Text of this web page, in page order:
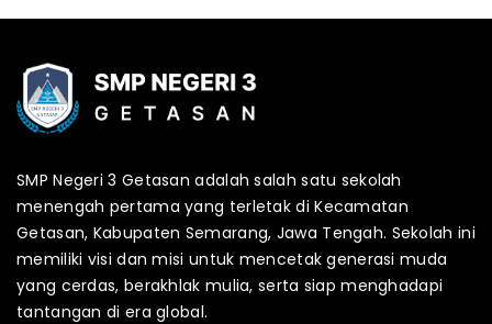
SMP Negeri 3 Getasan adalah salah satu sekolah
menengah pertama yang terletak di Kecamatan
Getasan, Kabupaten Semarang, Jawa Tengah. Sekolah ini
memiliki visi dan misi untuk mencetak generasi muda
yang cerdas, berakhlak mulia, serta siap menghadapi
tantangan di era global.